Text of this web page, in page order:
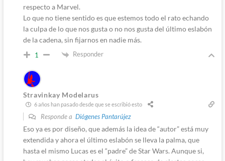
respecto a Marvel.
Lo que no tiene sentido es que estemos todo el rato echando
la culpa de lo que nos gusta o no nos gusta del último eslabón
de la cadena, sin fijarnos en nadie más.
1 Responder
Stravinkay Modelarus
6 años han pasado desde que se escribió esto
Responde a Diógenes Pantarújez
Eso ya es por diseño, que además la idea de “autor” está muy
extendida y ahora el último eslabón se lleva la palma, que
hasta el mismo Lucas es el “padre” de Star Wars. Aunque si,